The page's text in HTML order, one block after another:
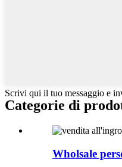
Scrivi qui il tuo messaggio e
Categorie di
Wholsale